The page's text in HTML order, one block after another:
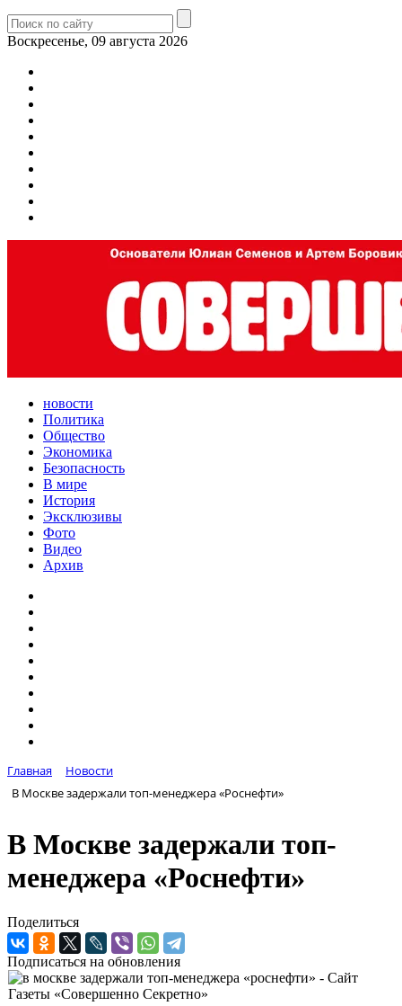
Воскресенье, 09 августа 2026
новости
Политика
Общество
Экономика
Безопасность
В мире
История
Эксклюзивы
Фото
Видео
Архив
Главная
Новости
В Москве задержали топ-менеджера «Роснефти»
В Москве задержали топ-
менеджера «Роснефти»
Поделиться
Подписаться на обновления